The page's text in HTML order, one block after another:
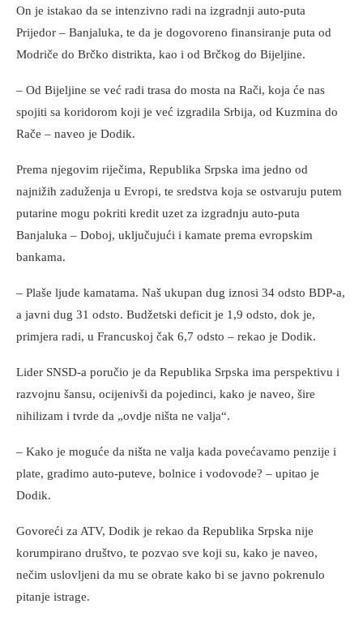
On je istakao da se intenzivno radi na izgradnji auto-puta
Prijedor – Banjaluka, te da je dogovoreno finansiranje puta od
Modriče do Brčko distrikta, kao i od Brčkog do Bijeljine.
– Od Bijeljine se već radi trasa do mosta na Rači, koja će nas
spojiti sa koridorom koji je već izgradila Srbija, od Kuzmina do
Rače – naveo je Dodik.
Prema njegovim riječima, Republika Srpska ima jedno od
najnižih zaduženja u Evropi, te sredstva koja se ostvaruju putem
putarine mogu pokriti kredit uzet za izgradnju auto-puta
Banjaluka – Doboj, uključujući i kamate prema evropskim
bankama.
– Plaše ljude kamatama. Naš ukupan dug iznosi 34 odsto BDP-a,
a javni dug 31 odsto. Budžetski deficit je 1,9 odsto, dok je,
primjera radi, u Francuskoj čak 6,7 odsto – rekao je Dodik.
Lider SNSD-a poručio je da Republika Srpska ima perspektivu i
razvojnu šansu, ocijenivši da pojedinci, kako je naveo, šire
nihilizam i tvrde da „ovdje ništa ne valja“.
– Kako je moguće da ništa ne valja kada povećavamo penzije i
plate, gradimo auto-puteve, bolnice i vodovode? – upitao je
Dodik.
Govoreći za ATV, Dodik je rekao da Republika Srpska nije
korumpirano društvo, te pozvao sve koji su, kako je naveo,
nečim uslovljeni da mu se obrate kako bi se javno pokrenulo
pitanje istrage.